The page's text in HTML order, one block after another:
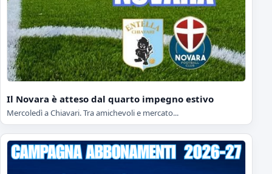
Il Novara è atteso dal quarto impegno estivo
Mercoledì a Chiavari. Tra amichevoli e mercato...